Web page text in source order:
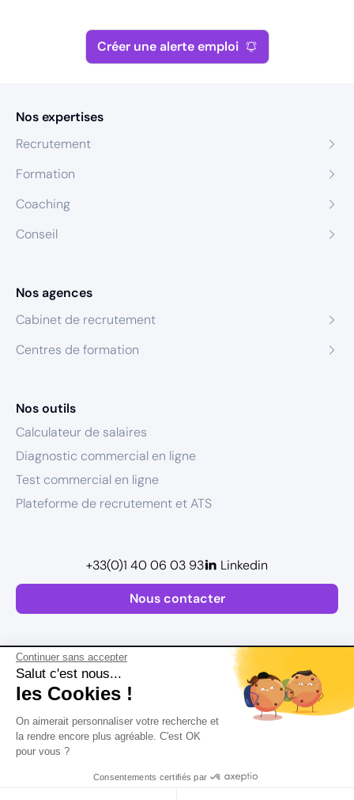
Continuer sans accepter
Salut c'est nous...
les Cookies !
On aimerait personnaliser votre recherche et
la rendre encore plus agréable. C'est OK
pour vous ?
Consentements certifiés par
Créer une alerte emploi
Nos expertises
Recrutement
Formation
Coaching
Conseil
Nos agences
Cabinet de recrutement
Centres de formation
Nos outils
Calculateur de salaires
Diagnostic commercial en ligne
Test commercial en ligne
Plateforme de recrutement et ATS
Nous contacter
+33(0)1 40 06 03 93 Linkedin
Plan de site
Mentions légales
Conditions Générales d’Utilisation
Version actualisée en
2026